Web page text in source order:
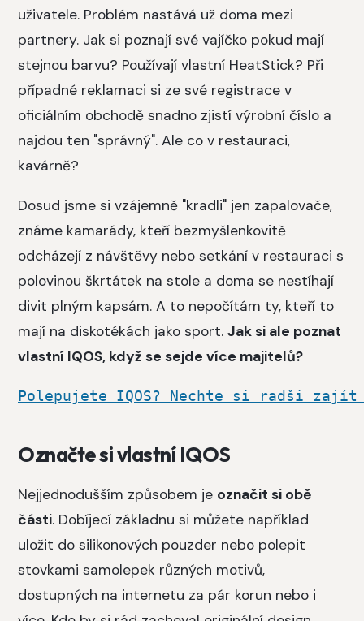
uživatele. Problém nastává už doma mezi
partnery. Jak si poznají své vajíčko pokud mají
stejnou barvu? Používají vlastní HeatStick? Při
případné reklamaci si ze své registrace v
oficiálním obchodě snadno zjistí výrobní číslo a
najdou ten "správný". Ale co v restauraci,
kavárně?
Dosud jsme si vzájemně "kradli" jen zapalovače,
známe kamarády, kteří bezmyšlenkovitě
odcházejí z návštěvy nebo setkání v restauraci s
polovinou škrtátek na stole a doma se nestíhají
divit plným kapsám. A to nepočítám ty, kteří to
mají na diskotékách jako sport. Jak si ale poznat
vlastní IQOS, když se sejde více majitelů?
Polepujete IQOS? Nechte si radši
Označte si vlastní IQOS
Nejjednodušším způsobem je označit si obě
části. Dobíjecí základnu si můžete například
uložit do silikonových pouzder nebo polepit
stovkami samolepek různých motivů,
dostupných na internetu za pár korun nebo i